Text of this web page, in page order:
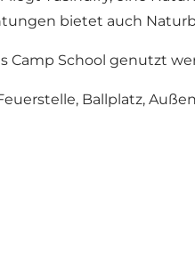
bietet auch
Camp School genutzt
Ballplatz,